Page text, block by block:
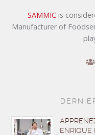
SAMMIC is
Manufacturer of
ENRIQUE